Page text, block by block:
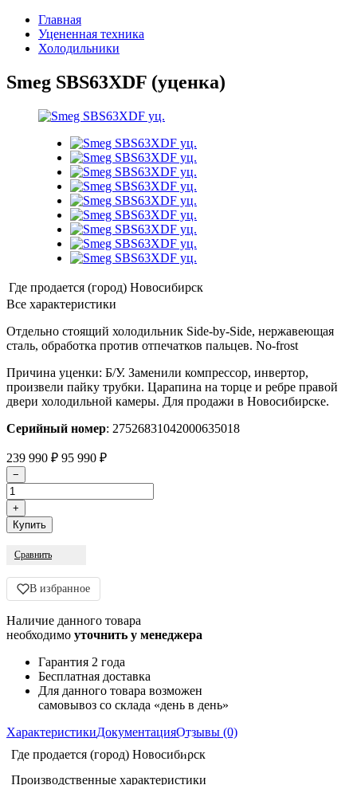
Главная
Уцененная техника
Холодильники
Smeg SBS63XDF (уценка)
Где продается (город) Новосибирск
Все характеристики
Отдельно стоящий холодильник Side-by-Side, нержавеющая
сталь, обработка против отпечатков пальцев. No-frost
Причина уценки: Б/У. Заменили компрессор, инвертор,
произвели пайку трубки. Царапина на торце и ребре правой
двери холодильной камеры. Для продажи в Новосибирске.
Серийный номер: 27526831042000635018
239 990 ₽ 95 990 ₽
Сравнить
В избранное
Наличие данного товара
необходимо уточнить у менеджера
Гарантия 2 года
Бесплатная доставка
Для данного товара возможен
самовывоз со склада «день в день»
ХарактеристикиДокументацияОтзывы (0)
Где продается (город) Новосибирск
Производственные характеристики